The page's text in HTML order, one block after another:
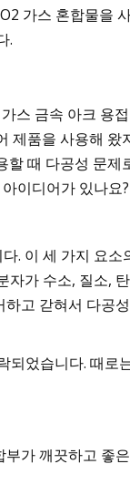
가스 혼합물을
.
스 금속 아크 용
제품을 사용해 왔
때 다공성 문제
이디어가 있나요?
. 이 세 가지 요소
자가 수소, 질소,
고 갇혀서 다공
되었습니다. 때로
가 깨끗하고 좋